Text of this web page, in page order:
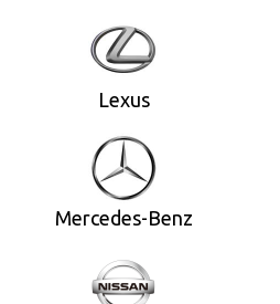
Lexus
Mercedes-Benz